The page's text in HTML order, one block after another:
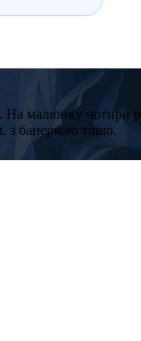
На малюнку чотири
з банеркою тощо.